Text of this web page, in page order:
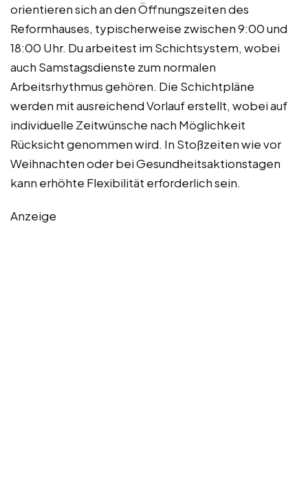
orientieren sich an den Öffnungszeiten des
Reformhauses, typischerweise zwischen 9:00 und
18:00 Uhr. Du arbeitest im Schichtsystem, wobei
auch Samstagsdienste zum normalen
Arbeitsrhythmus gehören. Die Schichtpläne
werden mit ausreichend Vorlauf erstellt, wobei auf
individuelle Zeitwünsche nach Möglichkeit
Rücksicht genommen wird. In Stoßzeiten wie vor
Weihnachten oder bei Gesundheitsaktionstagen
kann erhöhte Flexibilität erforderlich sein.
Anzeige